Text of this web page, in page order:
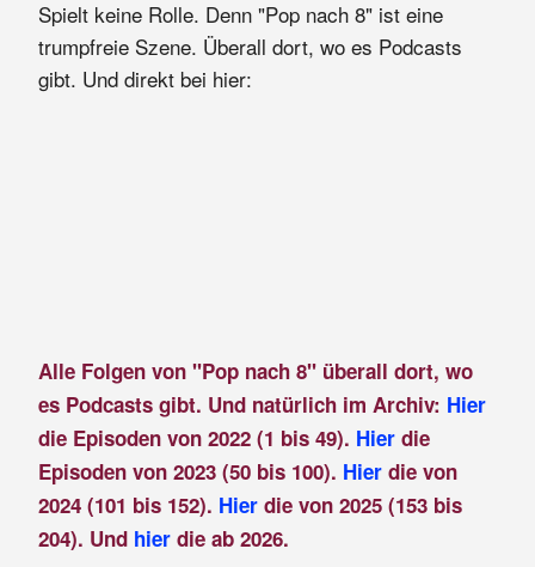
Spielt keine Rolle. Denn "Pop nach 8" ist eine
trumpfreie Szene. Überall dort, wo es Podcasts
gibt. Und direkt bei hier:
Alle Folgen von "Pop nach 8" überall dort, wo
es Podcasts gibt. Und natürlich im Archiv: Hier
die Episoden von 2022 (1 bis 49). Hierdie
Episoden von 2023 (50 bis 100). Hier die von
2024 (101 bis 152). Hier die von 2025 (153 bis
204). Und hier die ab 2026.